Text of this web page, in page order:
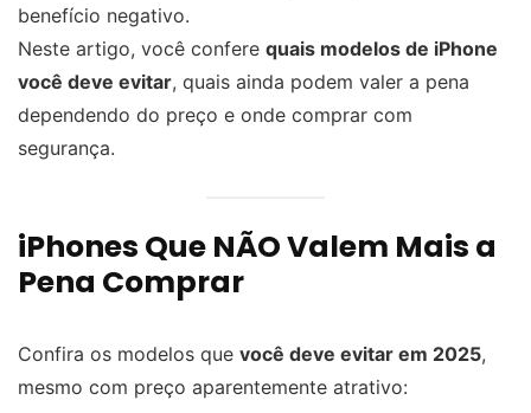
benefício negativo.
Neste artigo, você confere quais modelos de iPhone
você deve evitar, quais ainda podem valer a pena
dependendo do preço e onde comprar com
segurança.
iPhones Que NÃO Valem Mais a
Pena Comprar
Confira os modelos que você deve evitar em 2025,
mesmo com preço aparentemente atrativo: